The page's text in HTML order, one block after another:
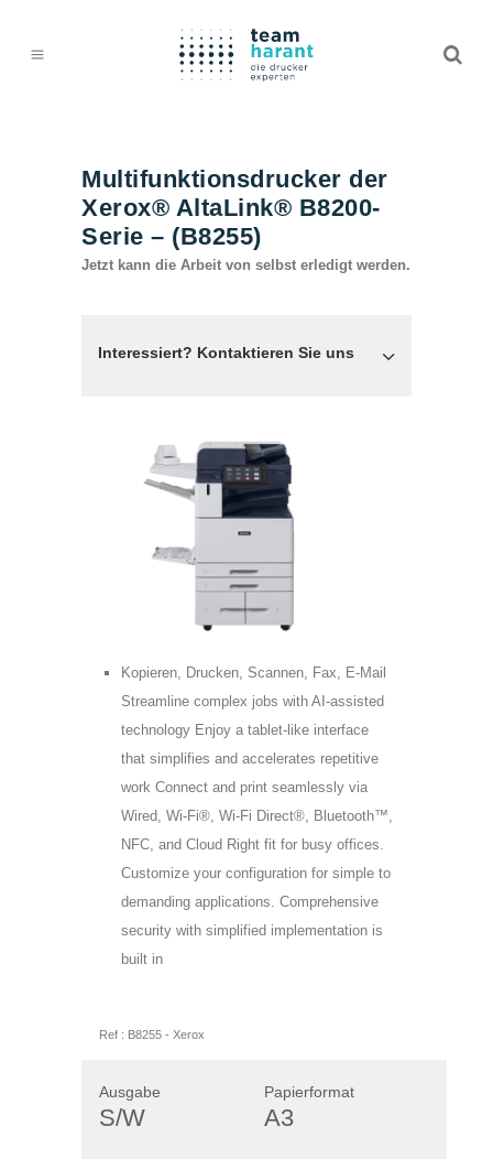
Multifunktionsdrucker der
Xerox® AltaLink® B8200-
Serie – (B8255)
Jetzt kann die Arbeit von selbst erledigt werden.
Interessiert? Kontaktieren Sie uns
TEAM HARANT GMBH & CO. KG
Adress:
Kopieren, Drucken, Scannen, Fax, E-Mail
Streamline complex jobs with AI-assisted
technology Enjoy a tablet-like interface
that simplifies and accelerates repetitive
work Connect and print seamlessly via
Wired, Wi-Fi®, Wi-Fi Direct®, Bluetooth™,
NFC, and Cloud Right fit for busy offices.
Customize your configuration for simple to
demanding applications. Comprehensive
security with simplified implementation is
built in
Ref : B8255 - Xerox
Ausgabe
S/W
Papierformat
A3